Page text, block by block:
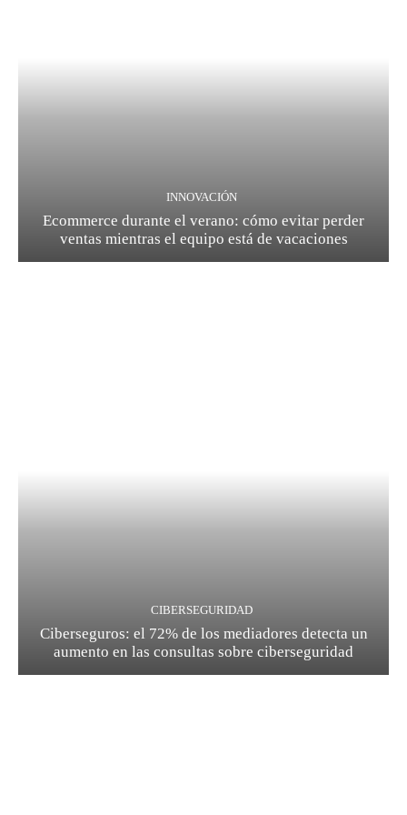
INNOVACIÓN
Ecommerce durante el verano: cómo evitar perder
ventas mientras el equipo está de vacaciones
CIBERSEGURIDAD
Ciberseguros: el 72% de los mediadores detecta un
aumento en las consultas sobre ciberseguridad